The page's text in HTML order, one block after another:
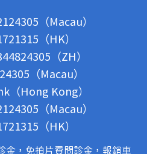
（Macau）
（HK）
（ZH）
（Macau）
（Hong Kong）
（Macau）
（HK）
金，免拍片費問診金，報銷車